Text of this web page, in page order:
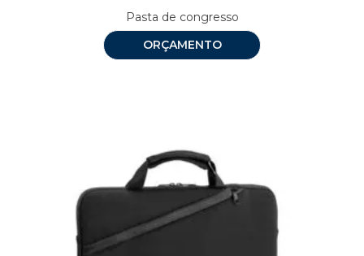
Pasta de congresso
ORÇAMENTO